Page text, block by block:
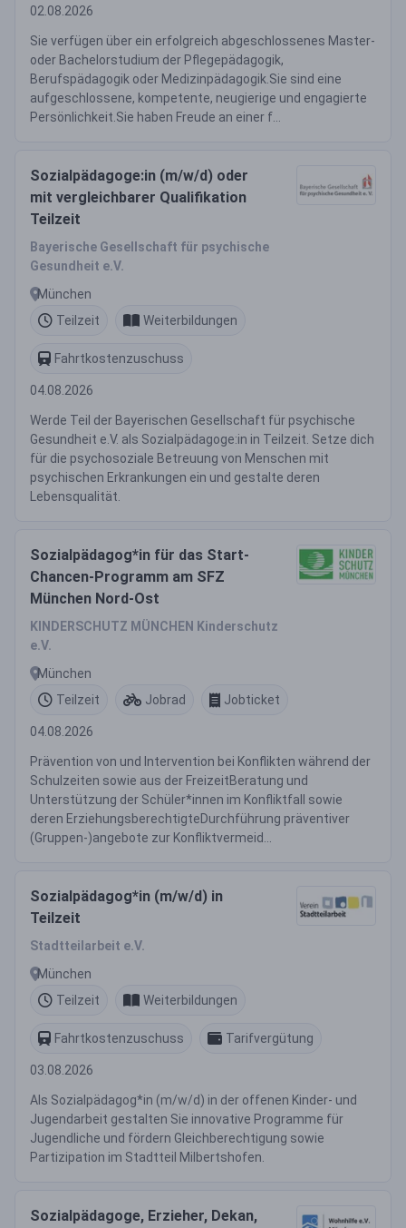
02.08.2026
Sie verfügen über ein erfolgreich abgeschlossenes Master-
oder Bachelorstudium der Pflegepädagogik,
Berufspädagogik oder Medizinpädagogik.Sie sind eine
aufgeschlossene, kompetente, neugierige und engagierte
Persönlichkeit.Sie haben Freude an einer f...
Sozialpädagoge:in (m/w/d) oder
mit vergleichbarer Qualifikation
Teilzeit
Bayerische Gesellschaft für psychische
Gesundheit e.V.
München
Teilzeit
Weiterbildungen
Fahrtkostenzuschuss
04.08.2026
Werde Teil der Bayerischen Gesellschaft für psychische
Gesundheit e.V. als Sozialpädagoge:in in Teilzeit. Setze dich
für die psychosoziale Betreuung von Menschen mit
psychischen Erkrankungen ein und gestalte deren
Lebensqualität.
Sozialpädagog*in für das Start-
Chancen-Programm am SFZ
München Nord-Ost
KINDERSCHUTZ MÜNCHEN Kinderschutz
e.V.
München
Teilzeit
Jobrad Jobticket
04.08.2026
Prävention von und Intervention bei Konflikten während der
Schulzeiten sowie aus der FreizeitBeratung und
Unterstützung der Schüler*innen im Konfliktfall sowie
deren ErziehungsberechtigteDurchführung präventiver
(Gruppen-)angebote zur Konfliktvermeid...
Sozialpädagog*in (m/w/d) in
Teilzeit
Stadtteilarbeit e.V.
München
Teilzeit
Weiterbildungen
Fahrtkostenzuschuss Tarifvergütung
03.08.2026
Als Sozialpädagog*in (m/w/d) in der offenen Kinder- und
Jugendarbeit gestalten Sie innovative Programme für
Jugendliche und fördern Gleichberechtigung sowie
Partizipation im Stadtteil Milbertshofen.
Sozialpädagoge, Erzieher, Dekan,